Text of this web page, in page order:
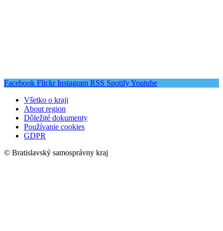
Facebook Flickr Instagram RSS SpotifyYoutube
Všetko o kraji
About region
Dôležité dokumenty
Používanie cookies
GDPR
© Bratislavský samosprávny kraj